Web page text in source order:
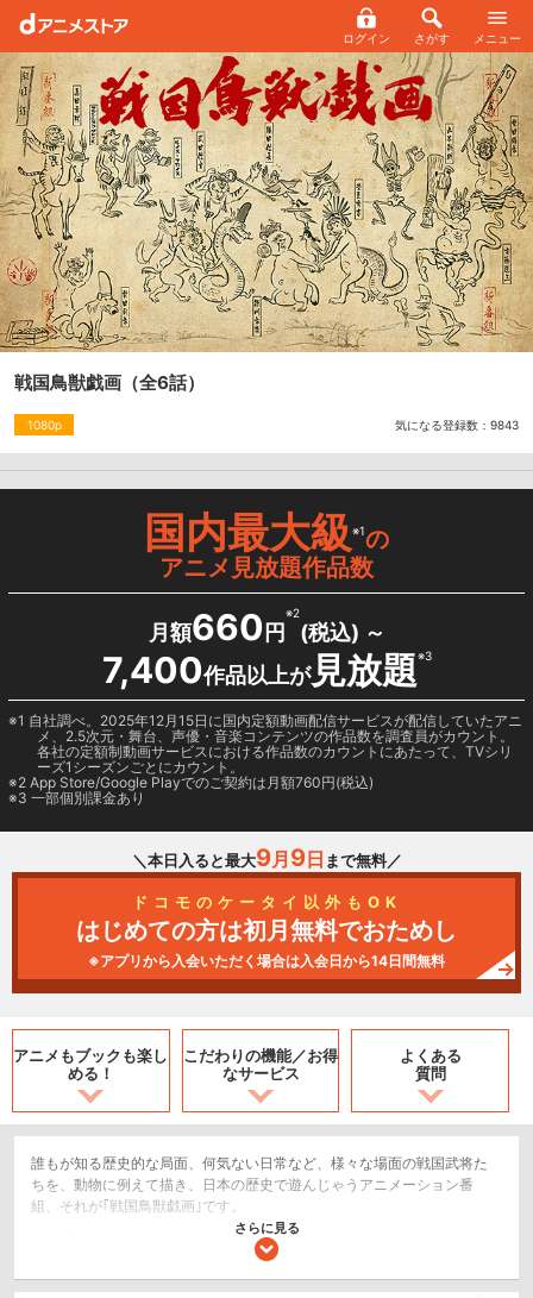
ログイン さがす メニュー
戦国鳥獣戯画 （全6話）
1080p 気になる登録数： 9843
国内最大級※1の
アニメ見放題作品数
月額660 円
※2
(税込) ～
7,400作品以上が見放題※3
1 自社調べ。2025年12月15日に国内定額動画配信サービスが配信していたアニ
メ、2.5次元・舞台、声優・音楽コンテンツの作品数を調査員がカウント。
各社の定額制動画サービスにおける作品数のカウントにあたって、TVシリ
ーズ1シーズンごとにカウント。
2 App Store/Google Playでのご契約は月額760円(税込)
3 一部個別課金あり
＼本日入ると最大9月 9日 まで無料／
ドコモのケータイ以外もOK
はじめての方は初月無料でおためし
※アプリから入会いただく場合は入会日から14日間無料
アニメもブックも楽し
める！
こだわりの機能／お得
なサービス
よくある
質問
誰もが知る歴史的な局面、何気ない日常など、様々な場面の戦国武将た
ちを、動物に例えて描き、日本の歴史で遊んじゃうアニメーション番
組、それが｢戦国鳥獣戯画｣です。
さらに見る